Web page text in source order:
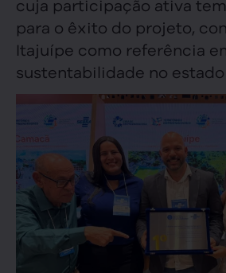
para o êxito do projeto,
Itajuípe como referência
sustentabilidade no estado